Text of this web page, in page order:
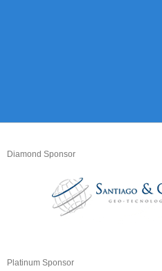
Diamond Sponsor
Platinum Sponsor